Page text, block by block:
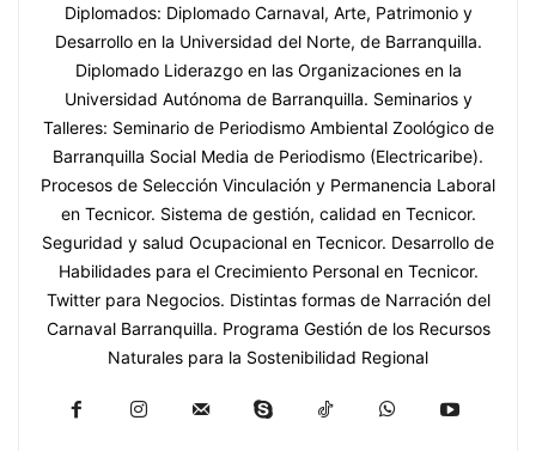
Diplomados: Diplomado Carnaval, Arte, Patrimonio y
Desarrollo en la Universidad del Norte, de Barranquilla.
Diplomado Liderazgo en las Organizaciones en la
Universidad Autónoma de Barranquilla. Seminarios y
Talleres: Seminario de Periodismo Ambiental Zoológico de
Barranquilla Social Media de Periodismo (Electricaribe).
Procesos de Selección Vinculación y Permanencia Laboral
en Tecnicor. Sistema de gestión, calidad en Tecnicor.
Seguridad y salud Ocupacional en Tecnicor. Desarrollo de
Habilidades para el Crecimiento Personal en Tecnicor.
Twitter para Negocios. Distintas formas de Narración del
Carnaval Barranquilla. Programa Gestión de los Recursos
Naturales para la Sostenibilidad Regional